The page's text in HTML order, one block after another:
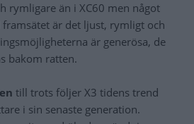
rymligare än i XC60 men något
är det ljust, rymligt och
är generösa, de
bakom ratten.
till trots följer X3 tidens trend
i sin senaste generation.